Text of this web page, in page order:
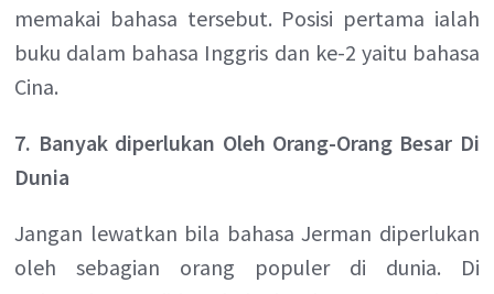
memakai bahasa tersebut. Posisi pertama ialah
buku dalam bahasa Inggris dan ke-2 yaitu bahasa
Cina.
7. Banyak diperlukan Oleh Orang-Orang Besar Di
Dunia
Jangan lewatkan bila bahasa Jerman diperlukan
oleh sebagian orang populer di dunia. Di